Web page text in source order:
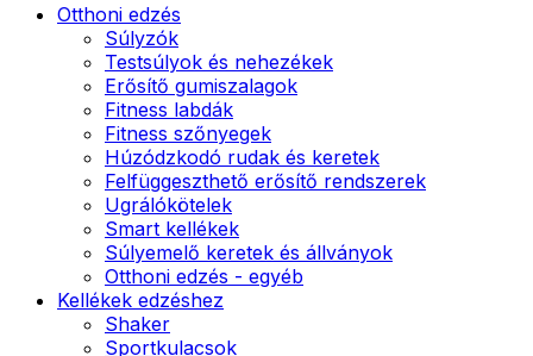
Otthoni edzés
Súlyzók
Testsúlyok és nehezékek
Erősítő gumiszalagok
Fitness labdák
Fitness szőnyegek
Húzódzkodó rudak és keretek
Felfüggeszthető erősítő rendszerek
Ugrálókötelek
Smart kellékek
Súlyemelő keretek és állványok
Otthoni edzés - egyéb
Kellékek edzéshez
Shaker
Sportkulacsok